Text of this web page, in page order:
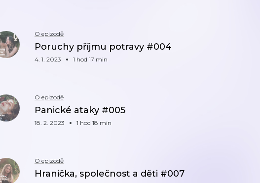
O epizodě
Poruchy příjmu potravy #004
4. 1. 2023 1 hod 17 min
O epizodě
Panické ataky #005
18. 2. 2023 1 hod 18 min
O epizodě
Hranička, společnost a děti #007